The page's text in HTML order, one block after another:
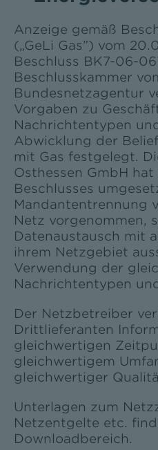
Anzeige gemäß
(„GeLi Gas”) vom
Beschluss BK7-06-
Beschlusskammer
Bundesnetzagentur
Vorgaben zu
Nachrichtentypen
Abwicklung der
mit Gas festgelegt.
Osthessen GmbH
Beschlusses
Mandantentrennung
Netz vorgenommen,
Datenaustausch mit
ihrem Netzgebiet
Verwendung der
Nachrichtentypen
Der Netzbetreiber
Drittlieferanten
gleichwertigen
gleichwertigem
gleichwertiger
Unterlagen zum
Netzentgelte etc.
Downloadbereich.